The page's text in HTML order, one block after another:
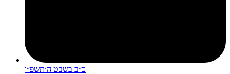
כ״ב בשבט ה׳תשפ״ו